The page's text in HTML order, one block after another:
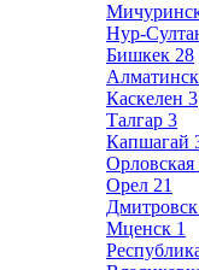
Нур-
Бишкек 28
Каскелен 3
Талгар 3
Капшагай
Орловская
Орел 21
Дмитровск
Мценск 1